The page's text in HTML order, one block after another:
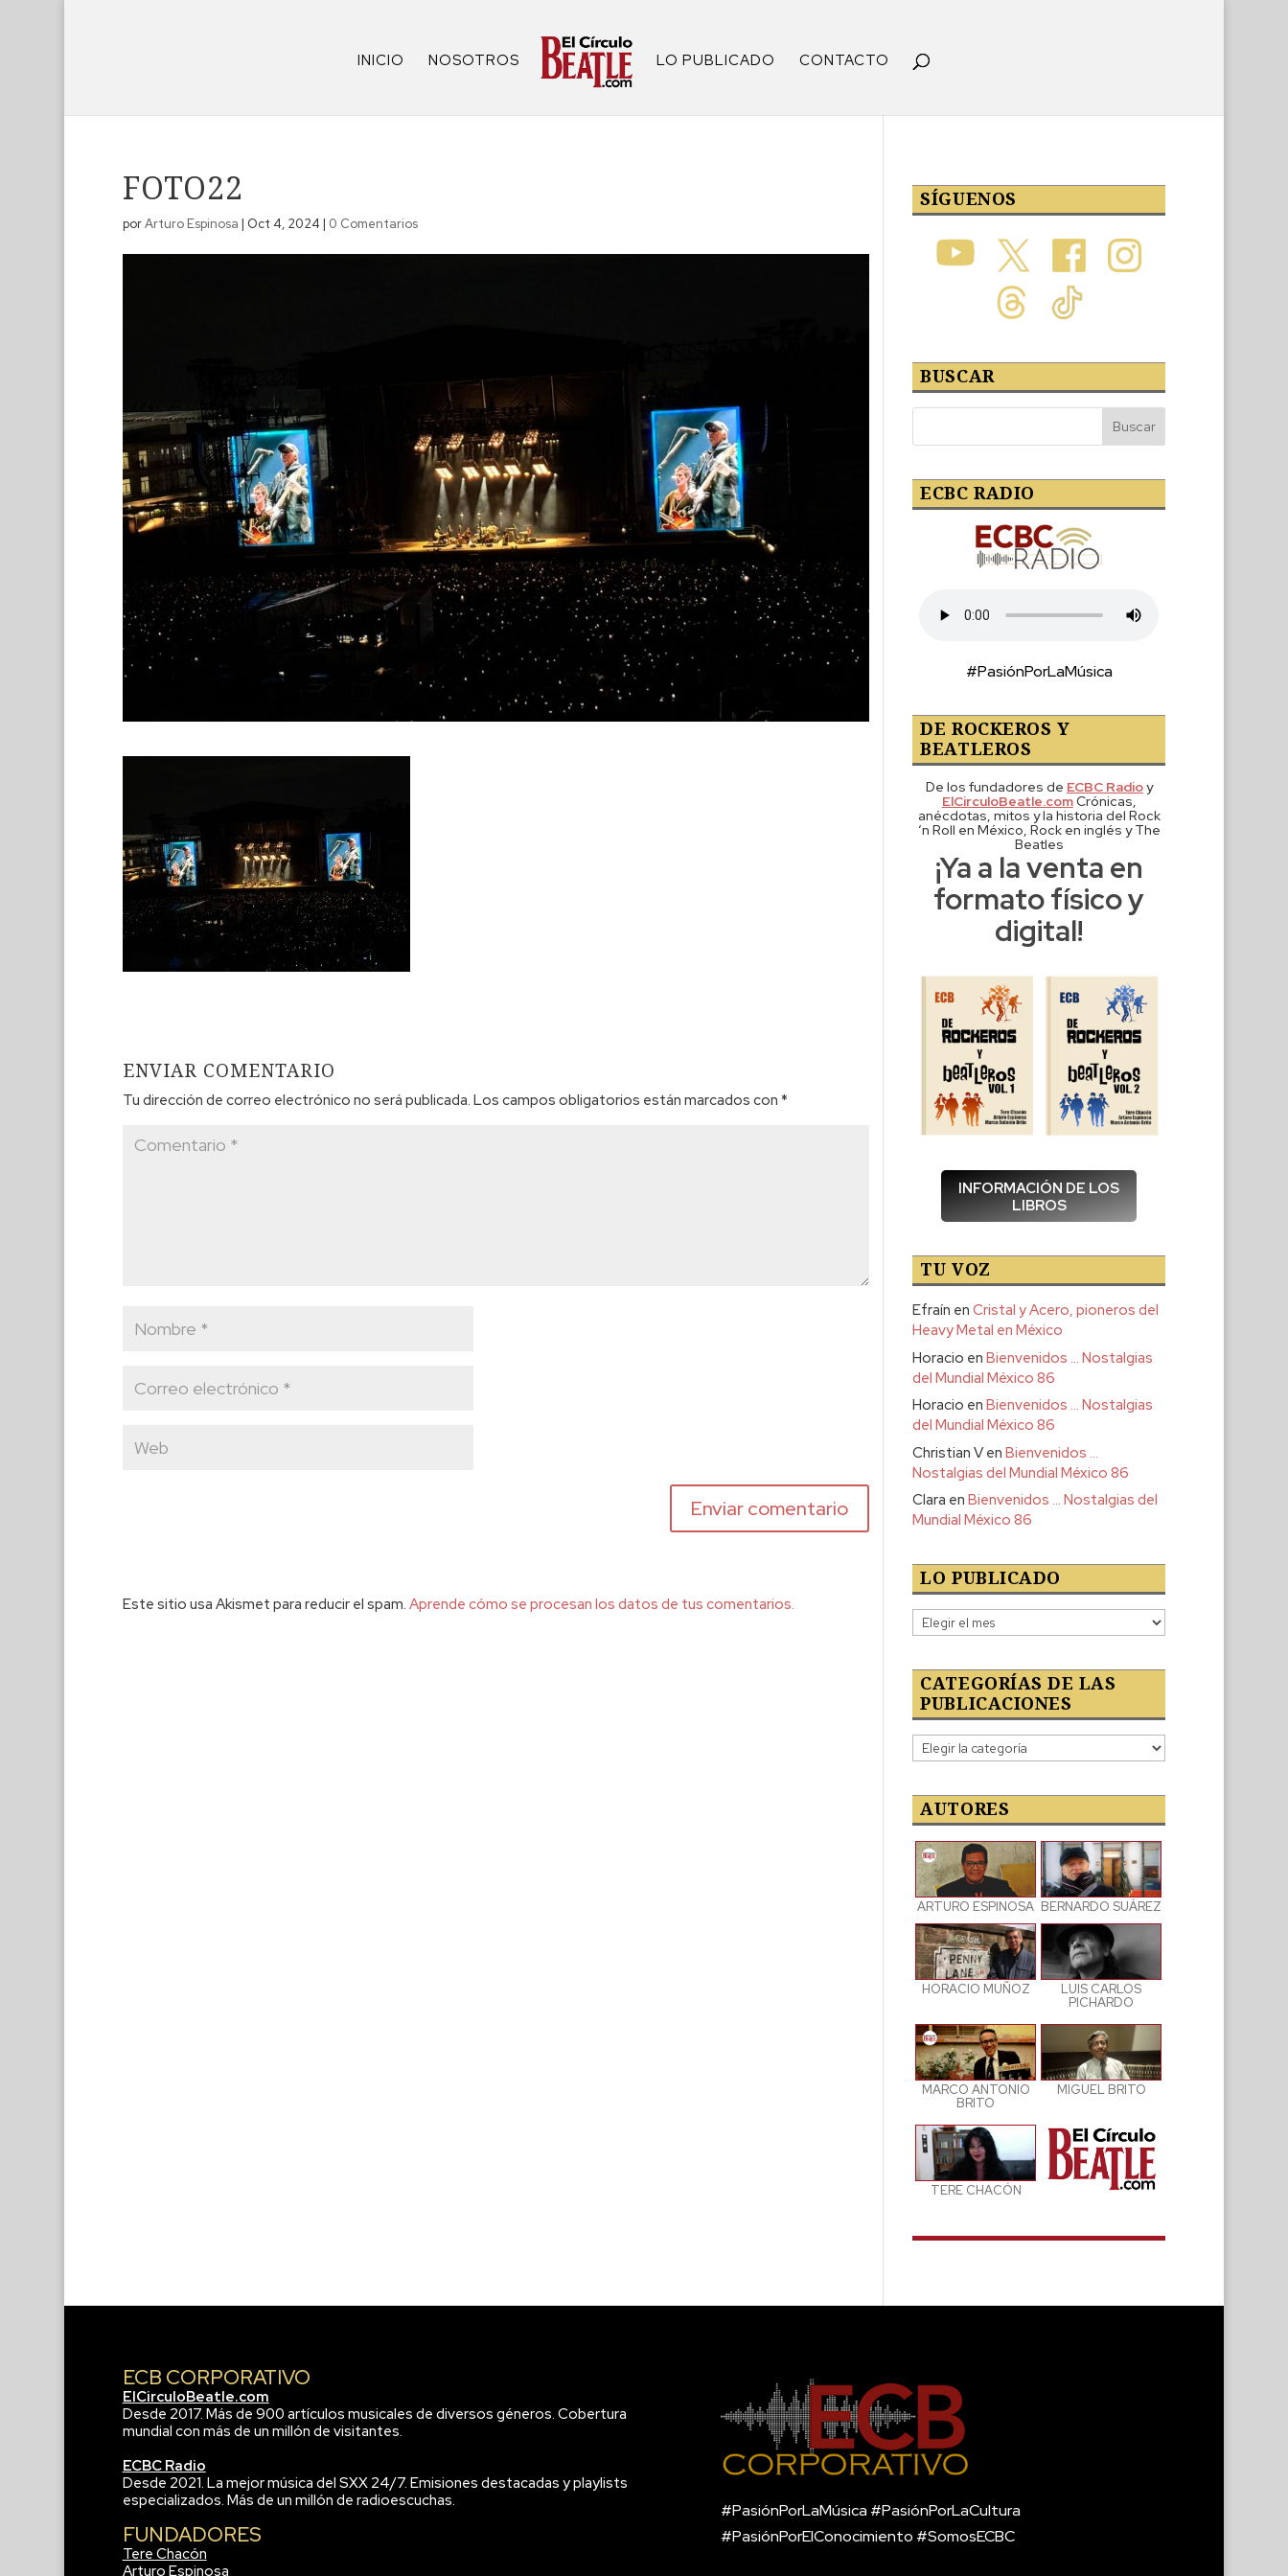
INICIO NOSOTROS LO PUBLICADO CONTACTO
FOTO22
porArturo Espinosa | Oct 4, 2024 | 0 Comentarios
ENVIAR COMENTARIO
Tu dirección de correo electrónico no será publicada. Los campos obligatorios están marcados con *
Este sitio usa Akismet para reducir el spam. Aprende cómo se procesan los datos de tus comentarios.
SÍGUENOS
BUSCAR
ECBC RADIO
#PasiónPorLaMúsica
DE ROCKEROS Y
BEATLEROS
De los fundadores de ECBC Radioy
ElCirculoBeatle.comCrónicas,
anécdotas, mitos y la historia del Rock
‘n Roll en México, Rock en inglés y The
Beatles
¡Ya a la venta en
formato físico y
digital!
INFORMACIÓN DE LOS
LIBROS
TU VOZ
Efraín enCristal y Acero, pioneros del
Heavy Metal en México
Horacio enBienvenidos … Nostalgias
del Mundial México 86
Horacio enBienvenidos … Nostalgias
del Mundial México 86
Christian VenBienvenidos …
Nostalgias del Mundial México 86
Clara enBienvenidos … Nostalgias del
Mundial México 86
LO PUBLICADO
Lo
publicado
CATEGORÍAS DE LAS
PUBLICACIONES
Categorías
de
publicaciones
AUTORES
ARTURO ESPINOSA BERNARDO SUÁREZ
HORACIO MUÑOZ
LUIS CARLOS
PICHARDO
MARCO ANTONIO
BRITO
MIGUEL BRITO
TERE CHACÓN
ECB CORPORATIVO
ElCirculoBeatle.com
Desde 2017. Más de 900 artículos musicales de diversos géneros. Cobertura
mundial con más de un millón de visitantes.
ECBC Radio
Desde 2021. La mejor música del SXX 24/7. Emisiones destacadas y playlists
especializados. Más de un millón de radioescuchas.
FUNDADORES
Tere Chacón
Arturo Espinosa
#PasiónPorLaMúsica #PasiónPorLaCultura
#PasiónPorElConocimiento #SomosECBC